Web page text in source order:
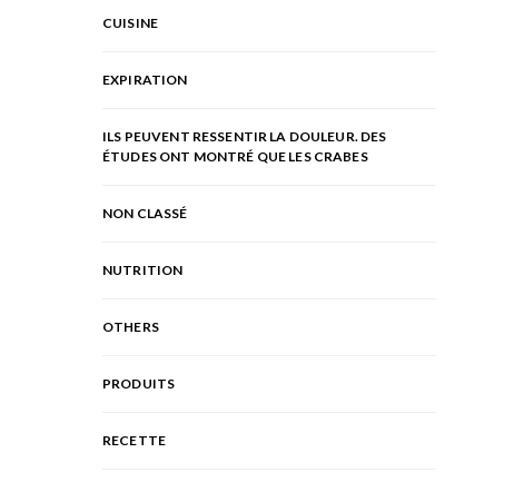
CUISINE
EXPIRATION
ILS PEUVENT RESSENTIR LA DOULEUR. DES
ÉTUDES ONT MONTRÉ QUE LES CRABES
NON CLASSÉ
NUTRITION
OTHERS
PRODUITS
RECETTE